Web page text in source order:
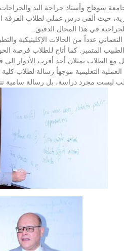
سوهاج وأستاذ جراحة اليد
حيث ألقى درس عملي لطلاب
في هذا المجال الدقيق.
عدداً من الحالات الإكلينيكية
المتميز. كما أتاح للطلاب فرصة
مع الطلاب يمثلان أحد أقرب الأدوار
التعليمية موجهاً رسالة لطلاب
ليست مجرد دراسة، بل رسالة سامية